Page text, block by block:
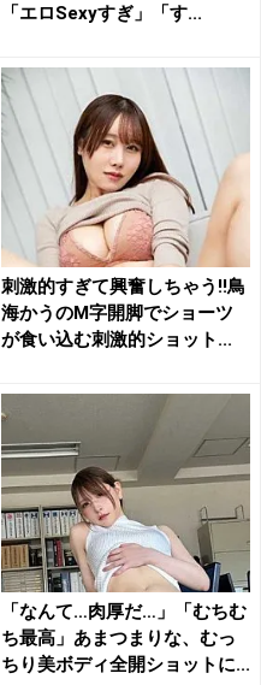
「エロSexyすぎ」「す...
刺激的すぎて興奮しちゃう!!鳥
海かうのM字開脚でショーツ
が食い込む刺激的ショット...
「なんて…肉厚だ…」「むちむ
ち最高」あまつまりな、むっ
ちり美ボディ全開ショットに...